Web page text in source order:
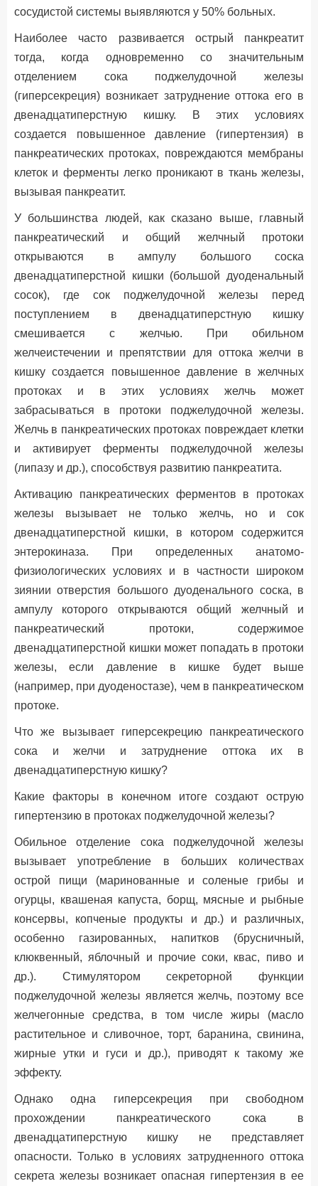
сосудистой системы выявляются у 50% больных.
Наиболее часто развивается острый панкреатит
тогда, когда одновременно со значительным
отделением сока поджелудочной железы
(гиперсекреция) возникает затруднение оттока его в
двенадцатиперстную кишку. В этих условиях
создается повышенное давление (гипертензия) в
панкреатических протоках, повреждаются мембраны
клеток и ферменты легко проникают в ткань железы,
вызывая панкреатит.
У большинства людей, как сказано выше, главный
панкреатический и общий желчный протоки
открываются в ампулу большого соска
двенадцатиперстной кишки (большой дуоденальный
сосок), где сок поджелудочной железы перед
поступлением в двенадцатиперстную кишку
смешивается с желчью. При обильном
желчеистечении и препятствии для оттока желчи в
кишку создается повышенное давление в желчных
протоках и в этих условиях желчь может
забрасываться в протоки поджелудочной железы.
Желчь в панкреатических протоках повреждает клетки
и активирует ферменты поджелудочной железы
(липазу и др.), способствуя развитию панкреатита.
Активацию панкреатических ферментов в протоках
железы вызывает не только желчь, но и сок
двенадцатиперстной кишки, в котором содержится
энтерокиназа. При определенных анатомо-
физиологических условиях и в частности широком
зиянии отверстия большого дуоденального соска, в
ампулу которого открываются общий желчный и
панкреатический протоки, содержимое
двенадцатиперстной кишки может попадать в протоки
железы, если давление в кишке будет выше
(например, при дуоденостазе), чем в панкреатическом
протоке.
Что же вызывает гиперсекрецию панкреатического
сока и желчи и затруднение оттока их в
двенадцатиперстную кишку?
Какие факторы в конечном итоге создают острую
гипертензию в протоках поджелудочной железы?
Обильное отделение сока поджелудочной железы
вызывает употребление в больших количествах
острой пищи (маринованные и соленые грибы и
огурцы, квашеная капуста, борщ, мясные и рыбные
консервы, копченые продукты и др.) и различных,
особенно газированных, напитков (брусничный,
клюквенный, яблочный и прочие соки, квас, пиво и
др.). Стимулятором секреторной функции
поджелудочной железы является желчь, поэтому все
желчегонные средства, в том числе жиры (масло
растительное и сливочное, торт, баранина, свинина,
жирные утки и гуси и др.), приводят к такому же
эффекту.
Однако одна гиперсекреция при свободном
прохождении панкреатического сока в
двенадцатиперстную кишку не представляет
опасности. Только в условиях затрудненного оттока
секрета железы возникает опасная гипертензия в ее